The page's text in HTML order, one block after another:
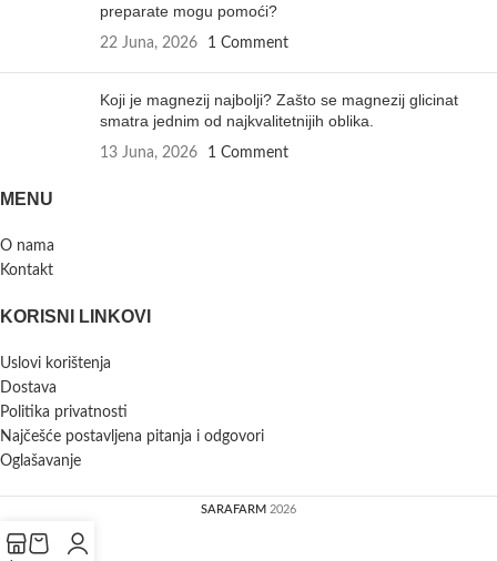
preparate mogu pomoći?
22 Juna, 2026 1 Comment
Koji je magnezij najbolji? Zašto se magnezij glicinat
smatra jednim od najkvalitetnijih oblika.
13 Juna, 2026 1 Comment
MENU
O nama
Kontakt
KORISNI LINKOVI
Uslovi korištenja
Dostava
Politika privatnosti
Najčešće postavljena pitanja i odgovori
Oglašavanje
SARAFARM 2026